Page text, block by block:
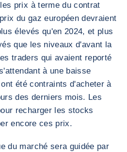
prix à terme du contrat
du gaz européen devraient
élevés qu'en 2024, et plus
que les niveaux d'avant la
traders qui avaient reporté
à une baisse
été contraints d'acheter à
des derniers mois. Les
recharger les stocks
encore ces prix.
du marché sera guidée par